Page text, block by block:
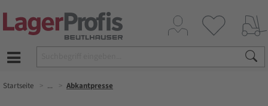
Startseite ... Abkantpresse